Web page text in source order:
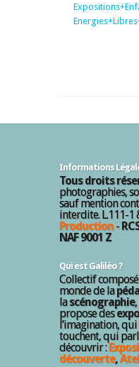
Informations
Tous droits
photographies,
sauf mention
interdite. L.111-1
Production -
NAF 9001 Z
Qui est Galiléo ?
Collectif composé
monde de la
lascénographie,
propose des
l’imagination,
touchent, qui
découvrir :
découverte,